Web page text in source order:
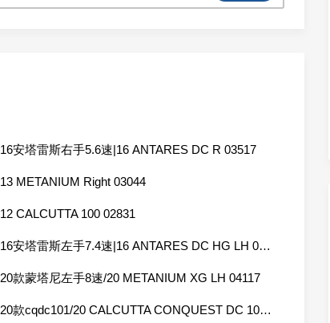
16安塔雷斯右手5.6速|16 ANTARES DC R 03517
13 METANIUM Right 03044
12 CALCUTTA 100 02831
16安塔雷斯左手7.4速|16 ANTARES DC HG LH 03520
20款蒙塔尼左手8速/20 METANIUM XG LH 04117
20款cqdc101/20 CALCUTTA CONQUEST DC 101 LEFT 04084